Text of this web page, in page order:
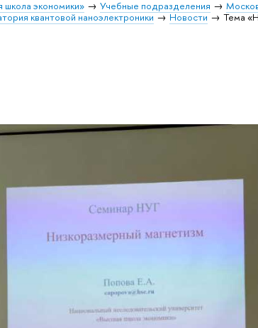
школа экономики» Учебные подразделения
квантовой наноэлектроники Новости
Тема